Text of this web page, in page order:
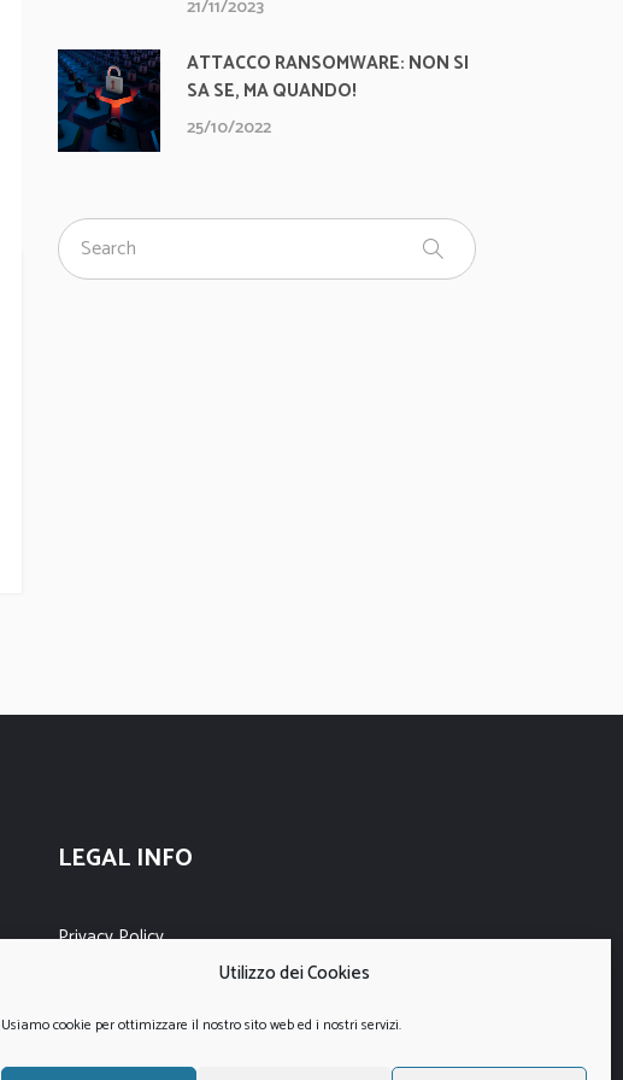
Utilizzo dei Cookies
Usiamo cookie per ottimizzare il nostro sito web ed i nostri servizi.
21/11/2023
ATTACCO RANSOMWARE: NON SI
SA SE, MA QUANDO!
25/10/2022
LEGAL INFO
Privacy Policy